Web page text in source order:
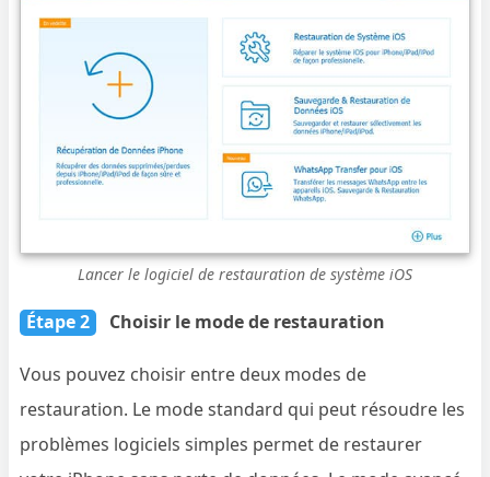
Lancer le logiciel de restauration de système iOS
Étape 2 Choisir le mode de restauration
Vous pouvez choisir entre deux modes de
restauration. Le mode standard qui peut résoudre les
problèmes logiciels simples permet de restaurer